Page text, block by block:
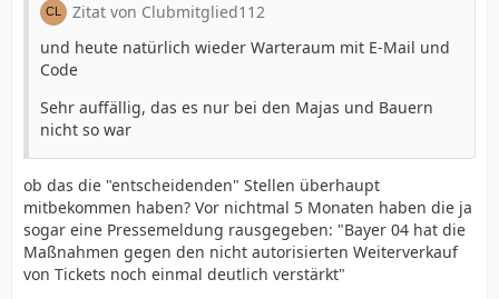
Zitat von Clubmitglied112
und heute natürlich wieder Warteraum mit E-Mail und
Code
Sehr auffällig, das es nur bei den Majas und Bauern
nicht so war
ob das die "entscheidenden" Stellen überhaupt
mitbekommen haben? Vor nichtmal 5 Monaten haben die ja
sogar eine Pressemeldung rausgegeben: "Bayer 04 hat die
Maßnahmen gegen den nicht autorisierten Weiterverkauf
von Tickets noch einmal deutlich verstärkt"